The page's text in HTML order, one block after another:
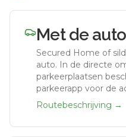
Met de auto
Secured Home of sild
auto. In de directe
parkeerplaatsen
parkeerapp voor de
Routebeschrijving →